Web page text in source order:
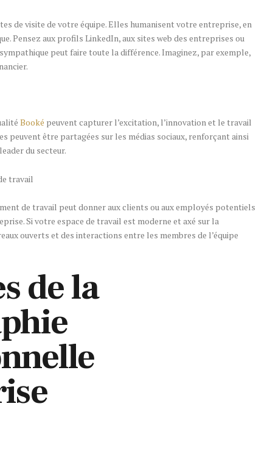
de visite de votre équipe. Elles humanisent votre entreprise, en
Pensez aux profils LinkedIn, aux sites web des entreprises ou
peut faire toute la différence. Imaginez, par exemple,
Booké peuvent capturer l’excitation, l’innovation et le travail
peuvent être partagées sur les médias sociaux, renforçant ainsi
du secteur.
travail
de travail peut donner aux clients ou aux employés potentiels
Si votre espace de travail est moderne et axé sur la
ouverts et des interactions entre les membres de l’équipe
de la